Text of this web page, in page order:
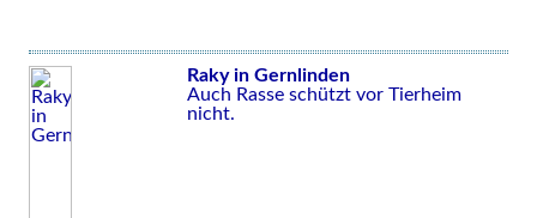
Raky in Gernlinden
Auch Rasse schützt vor Tierheim
nicht.